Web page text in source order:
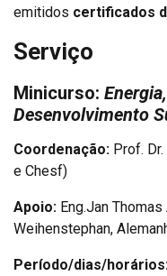
emitidos certificados
Serviço
Minicurso:
Desenvolvimento
Coordenação: Prof.
e Chesf)
Apoio: Eng.Jan
Weihenstephan,
Período/dias/